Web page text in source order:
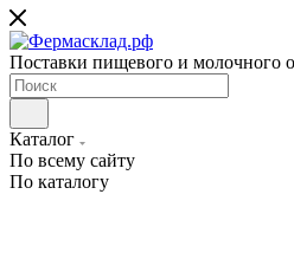
Поставки пищевого и молочного
Каталог
По всему сайту
По каталогу